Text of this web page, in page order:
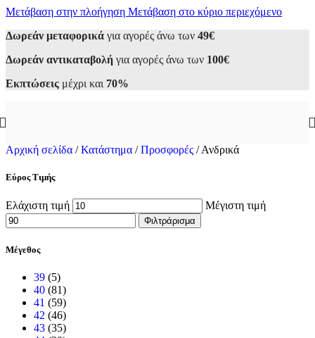
Μετάβαση στην πλοήγηση Μετάβαση στο κύριο περιεχόμενο
Δωρεάν μεταφορικά για αγορές άνω των 49€
Δωρεάν αντικαταβολή για αγορές άνω των 100€
Εκπτώσεις μέχρι και 70%
Αρχική σελίδα / Κατάστημα / Προσφορές / Ανδρικά
Εύρος Τιμής
Ελάχιστη τιμή Μέγιστη τιμή
Φιλτράρισμα
Μέγεθος
39 (5)
40 (81)
41 (59)
42 (46)
43 (35)